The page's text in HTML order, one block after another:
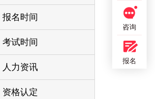
报名时间
考试时间
人力资讯
资格认定
咨询
报名